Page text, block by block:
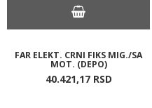
FAR ELEKT. CRNI FIKS MIG./SA
MOT. (DEPO)
40.421,17 RSD